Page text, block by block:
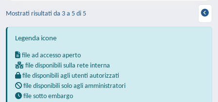
Mostrati risultati da 3 a 5 di 5
Legenda icone
file ad accesso aperto
file disponibili sulla rete interna
file disponibili agli utenti autorizzati
file disponibili solo agli amministratori
file sotto embargo